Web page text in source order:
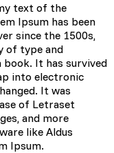
text of the
Ipsum has been
since the 1500s,
of type and
It has survived
into electronic
It was
of Letraset
and more
like Aldus
Ipsum.